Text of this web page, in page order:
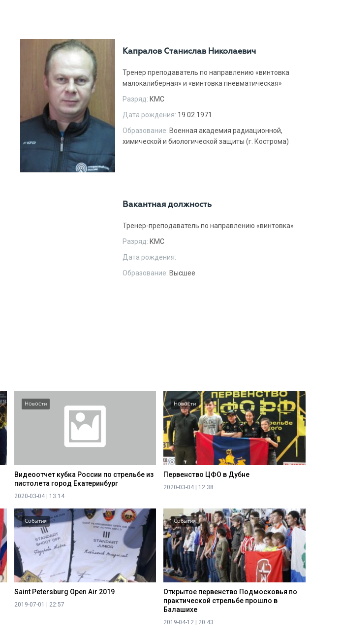
Капралов Станислав Николаевич
Тренер преподаватель по направлению «винтовка
малокалиберная» и «винтовка пневматическая»
Разряд: КМС
Дата рождения: 19.02.1971
Образование: Военная академия радиационной,
химической и биологической защиты (г. Кострома)
Вакантная должность
Тренер-преподаватель по направлению «винтовка»
Разряд: КМС
Дата рождения:
Образование: Высшее
Новости
Видеоотчет кубка России по стрельбе из
пистолета город Екатеринбург
2020-03-04 | 13:14
Новости
Первенство ЦФО в Дубне
2020-03-04 | 12:38
События
Saint Petersburg Open Air 2019
2019-07-01 | 22:57
События
Открытое первенство Подмосковья по
практической стрельбе прошло в
Балашихе
2019-04-12 | 20:43